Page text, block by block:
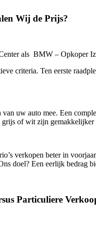
Wij de Prijs?
als BMW – Opkoper
criteria. Ten eerste
uw auto mee. Een
of wit zijn
verkopen beter in
doel? Een eerlijk bedrag
Particuliere